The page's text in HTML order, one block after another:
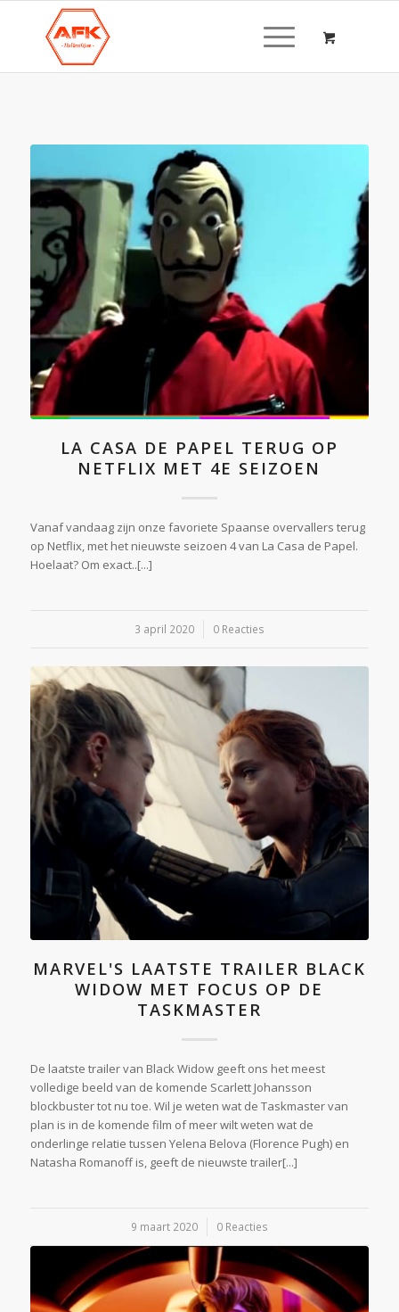
LA CASA DE PAPEL TERUG OP
NETFLIX MET 4E SEIZOEN
Vanaf vandaag zijn onze favoriete Spaanse overvallers terug
op Netflix, met het nieuwste seizoen 4 van La Casa de Papel.
Hoelaat? Om exact..[...]
3 april 2020
/ 0 Reacties
MARVEL'S LAATSTE TRAILER BLACK
WIDOW MET FOCUS OP DE
TASKMASTER
De laatste trailer van Black Widow geeft ons het meest
volledige beeld van de komende Scarlett Johansson
blockbuster tot nu toe. Wil je weten wat de Taskmaster van
plan is in de komende film of meer wilt weten wat de
onderlinge relatie tussen Yelena Belova (Florence Pugh) en
Natasha Romanoff is, geeft de nieuwste trailer[...]
9 maart 2020
/ 0 Reacties